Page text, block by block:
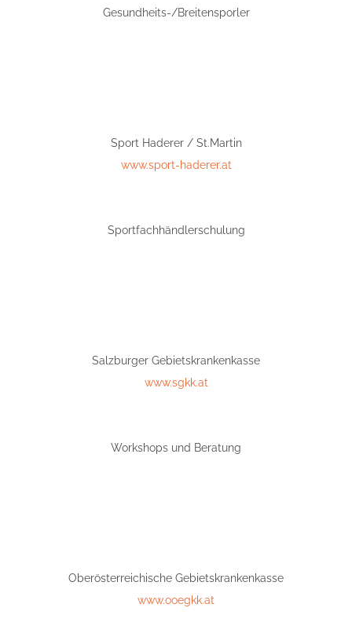
Gesundheits-/Breitensporler
Sport Haderer / St.Martin
www.sport-haderer.at
Sportfachhändlerschulung
Salzburger Gebietskrankenkasse
www.sgkk.at
Workshops und Beratung
Oberösterreichische Gebietskrankenkasse
www.ooegkk.at